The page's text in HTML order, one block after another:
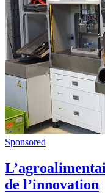
Sponsored
de l’innovation